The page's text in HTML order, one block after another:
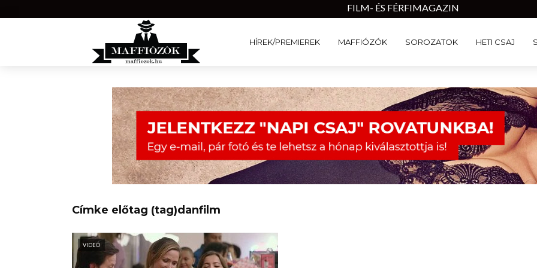
FILM- ÉS FÉRFIMAGAZIN
HÍREK/PREMIEREK MAFFIÓZÓK SOROZATOK HETI CSAJ
Címke előtag (tag)danfilm
VIDEÓ